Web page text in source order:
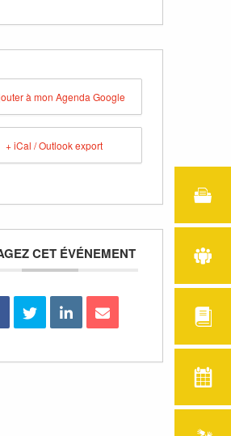
à mon Agenda Google
+ iCal / Outlook export
CET ÉVÉNEMENT